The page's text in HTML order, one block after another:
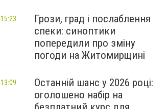
Грози, град і послаблення
спеки: синоптики
попередили про зміну
погоди на Житомирщині
15:23
Останній шанс у 2026 році:
оголошено набір на
13:09